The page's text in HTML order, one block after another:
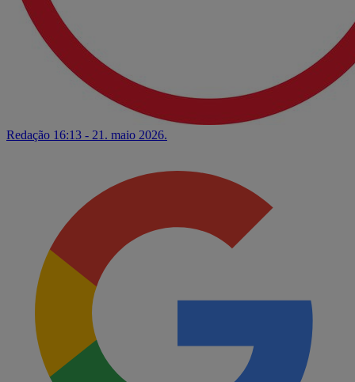
Redação 16:13 - 21. maio 2026.